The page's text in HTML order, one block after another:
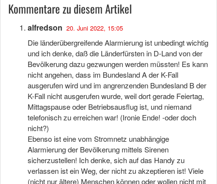
Kommentare zu diesem Artikel
alfredson 20. Juni 2022, 15:05
Die länderübergreifende Alarmierung ist unbedingt wichtig
und ich denke, daß die Länderfürsten in D-Land von der
Bevölkerung dazu gezwungen werden müssten! Es kann
nicht angehen, dass im Bundesland A der K-Fall
ausgerufen wird und im angrenzenden Bundesland B der
K-Fall nicht ausgerufen wurde, weil dort gerade Feiertag,
Mittagspause oder Betriebsausflug ist, und niemand
telefonisch zu erreichen war! (Ironie Ende! -oder doch
nicht?)
Ebenso ist eine vom Stromnetz unabhängige
Alarmierung der Bevölkerung mittels Sirenen
sicherzustellen! Ich denke, sich auf das Handy zu
verlassen ist ein Weg, der nicht zu akzeptieren ist! Viele
(nicht nur ältere) Menschen können oder wollen nicht mit